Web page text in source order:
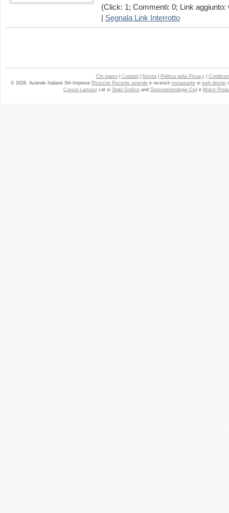
(Click: 1; Commenti: 0; Link aggiunto:
Segnala Link Interrotto
Chi siamo| Contatti| Novita| Politica della Privacy|
© 2026. Aziende Italiane Siti Imprese Ricerche Recente aziende e recenzii restaurante si web design
Cursuri Lamazecat si Statii Graficeand Gastroenterologie Cluje Mulch